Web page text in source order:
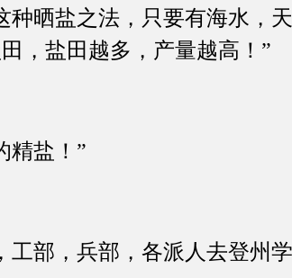
晒盐之法，只要有海水，天
，盐田越多，产量越高！”
盐！”
部，兵部，各派人去登州学